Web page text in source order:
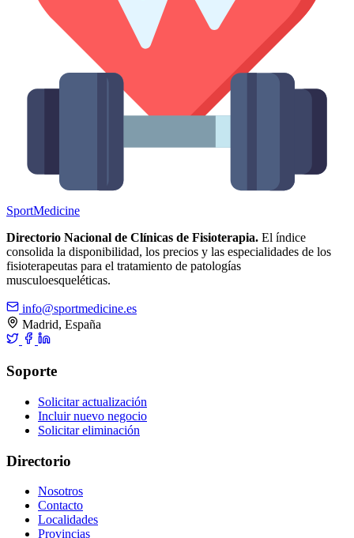
SportMedicine
Directorio Nacional de Clínicas de Fisioterapia. El índice
consolida la disponibilidad, los precios y las especialidades de los
fisioterapeutas para el tratamiento de patologías
musculoesqueléticas.
info@sportmedicine.es
Madrid, España
Soporte
Solicitar actualización
Incluir nuevo negocio
Solicitar eliminación
Directorio
Nosotros
Contacto
Localidades
Provincias